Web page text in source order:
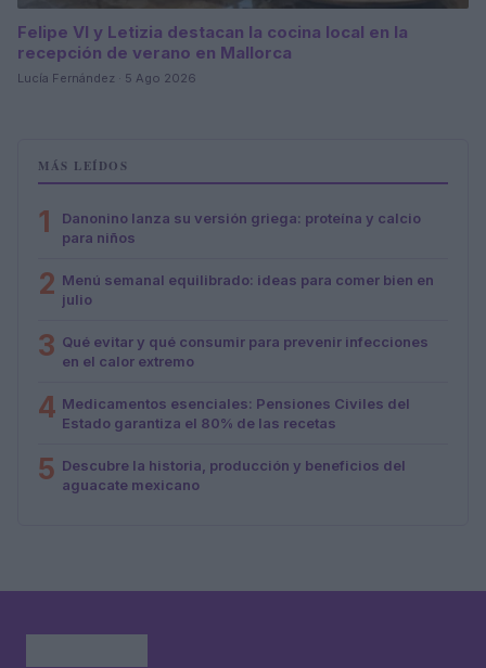
Felipe VI y Letizia destacan la cocina local en la
recepción de verano en Mallorca
Lucía Fernández · 5 Ago 2026
MÁS LEÍDOS
1
Danonino lanza su versión griega: proteína y calcio
para niños
2 Menú semanal equilibrado: ideas para comer bien en
julio
3 Qué evitar y qué consumir para prevenir infecciones
en el calor extremo
4 Medicamentos esenciales: Pensiones Civiles del
Estado garantiza el 80% de las recetas
5 Descubre la historia, producción y beneficios del
aguacate mexicano